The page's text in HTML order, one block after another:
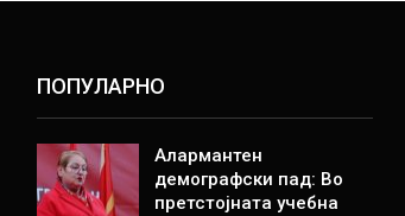
ПОПУЛАРНО
Алармантен
демографски пад: Во
претстојната учебна